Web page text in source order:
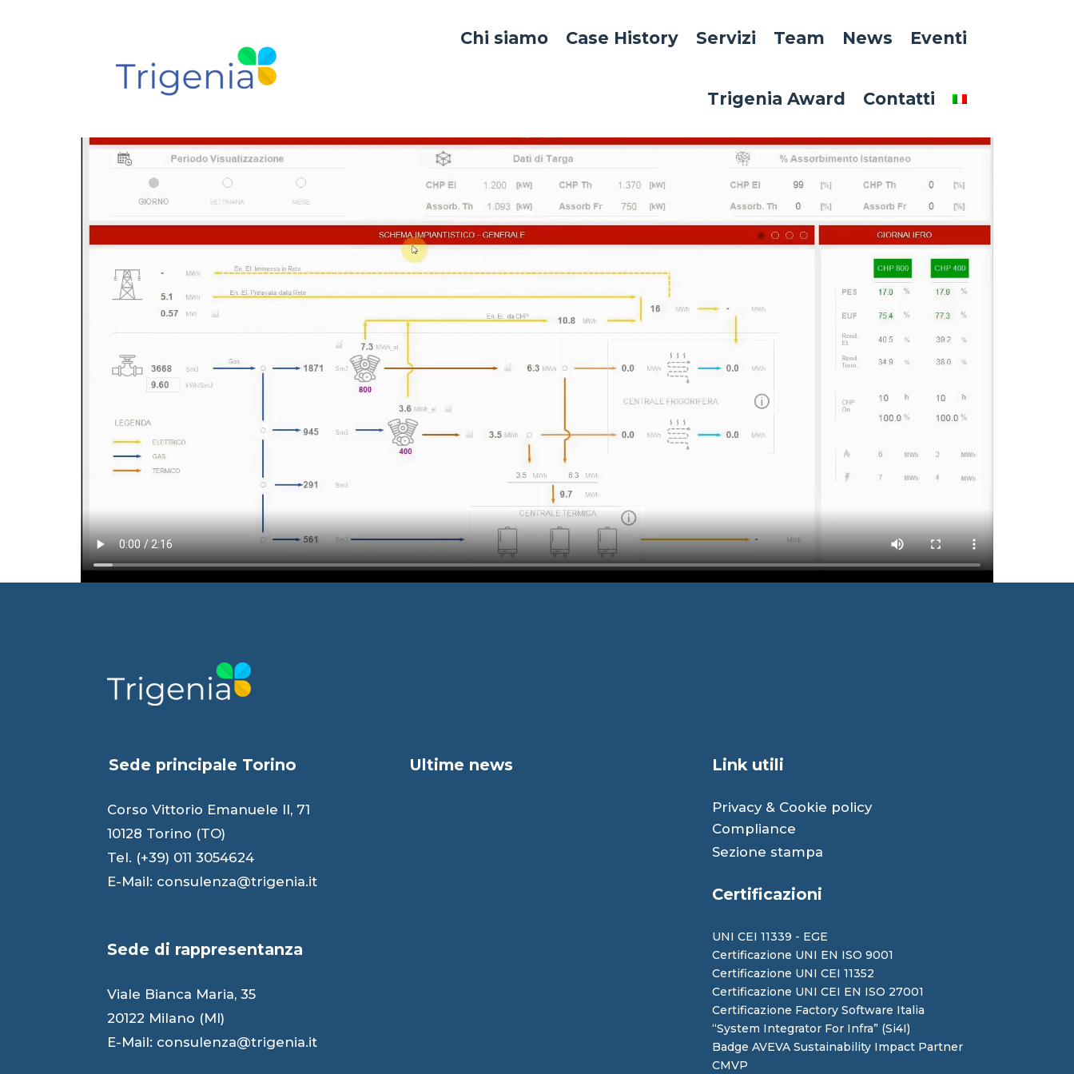
Chi siamo Case History Servizi Team News Eventi
Trigenia Award Contatti
Sede principale Torino
Corso Vittorio Emanuele II, 71
10128 Torino (TO)
Tel. (+39) 011 3054624
E-Mail: consulenza@trigenia.it
Sede di rappresentanza
Viale Bianca Maria, 35
20122 Milano (MI)
E-Mail: consulenza@trigenia.it
Ultime news Link utili
Privacy& Cookie policy
Compliance
Sezione stampa
Certificazioni
UNI CEI 11339 - EGE
Certificazione UNI EN ISO 9001
Certificazione UNI CEI 11352
Certificazione UNI CEI EN ISO 27001
Certificazione Factory Software Italia
“System Integrator For Infra” (Si4I)
Badge AVEVA Sustainability Impact Partner
CMVP